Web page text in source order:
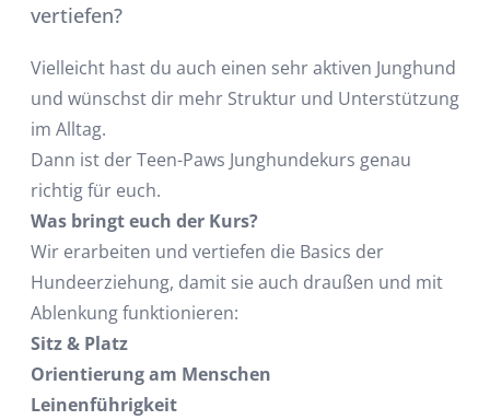
vertiefen?
Vielleicht hast du auch einen sehr aktiven Junghund
und wünschst dir mehr Struktur und Unterstützung
im Alltag.
Dann ist der Teen-Paws Junghundekurs genau
richtig für euch.
Was bringt euch der Kurs?
Wir erarbeiten und vertiefen die Basics der
Hundeerziehung, damit sie auch draußen und mit
Ablenkung funktionieren:
Sitz & Platz
Orientierung am Menschen
Leinenführigkeit